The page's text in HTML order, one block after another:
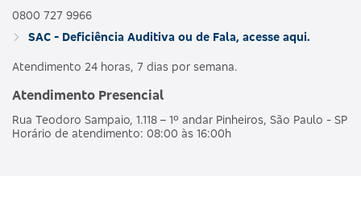
0800 727 9966
SAC - Deficiência Auditiva ou de Fala, acesse aqui.
Atendimento 24 horas, 7 dias por semana.
Atendimento Presencial
Rua Teodoro Sampaio, 1.118 – 1º andar Pinheiros, São Paulo - SP
Horário de atendimento: 08:00 às 16:00h